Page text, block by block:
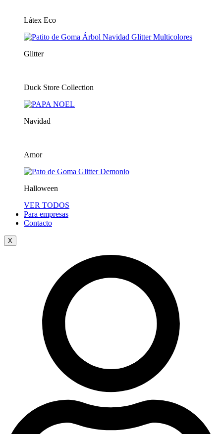
Látex Eco
Glitter
Duck Store Collection
Navidad
Amor
Halloween
VER TODOS
Para empresas
Contacto
X